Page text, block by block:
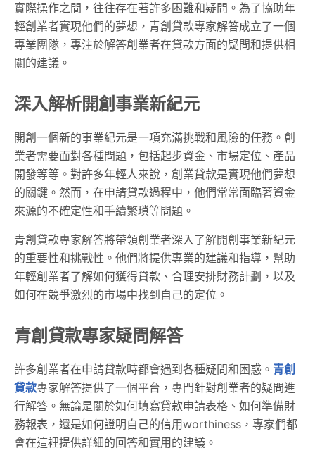
實際操作之間，往往存在著許多困難和疑問。為了協助年
輕創業者實現他們的夢想，青創貸款專家解答成立了一個
專業團隊，專注於解答創業者在貸款方面的疑問和提供相
關的建議。
深入解析開創事業新紀元
開創一個新的事業紀元是一項充滿挑戰和風險的任務。創
業者需要面對各種問題，包括起步資金、市場定位、產品
開發等等。對許多年輕人來說，創業貸款是實現他們夢想
的關鍵。然而，在申請貸款過程中，他們常常面臨著資金
來源的不確定性和手續繁瑣等問題。
青創貸款專家解答將帶領創業者深入了解開創事業新紀元
的重要性和挑戰性。他們將提供專業的建議和指導，幫助
年輕創業者了解如何獲得貸款、合理安排財務計劃，以及
如何在競爭激烈的市場中找到自己的定位。
青創貸款專家疑問解答
許多創業者在申請貸款時都會遇到各種疑問和困惑。 青創
貸款專家解答提供了一個平台，專門針對創業者的疑問進
行解答。無論是關於如何填寫貸款申請表格、如何準備財
務報表，還是如何證明自己的信用worthiness，專家們都
會在這裡提供詳細的回答和實用的建議。